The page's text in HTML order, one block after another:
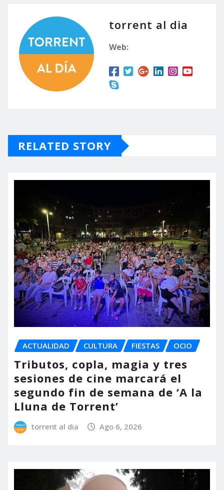
torrent al dia
Web:
RELATED STORY
ACTUALIDAD CULTURA FIESTAS OCIO
Tributos, copla, magia y tres
sesiones de cine marcará el
segundo fin de semana de ‘A la
Lluna de Torrent’
torrent al dia Ago 6, 2026